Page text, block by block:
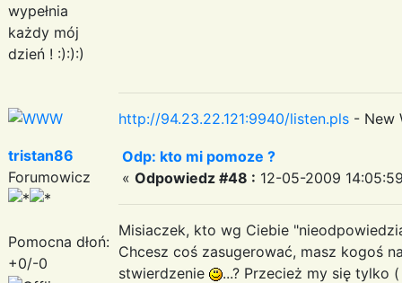
wypełnia
każdy mój
dzień ! :):):)
http://94.23.22.121:9940/listen.pls - New
tristan86
Forumowicz
Pomocna dłoń:
+0/-0
Odp: kto mi pomoze ?
« Odpowiedz #48 : 12-05-2009
Misiaczek, kto wg Ciebie
Chcesz coś zasugerować, masz kogoś
stwierdzenie
...? Przecież my się tylko